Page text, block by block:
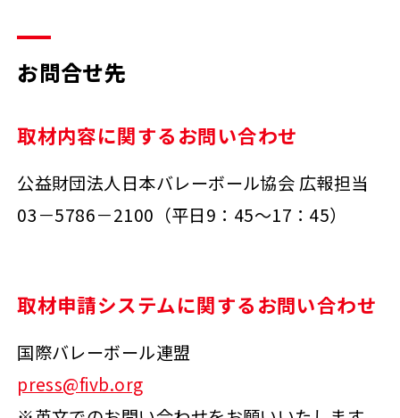
お問合せ先
取材内容に関するお問い合わせ
公益財団法人日本バレーボール協会 広報担当
03－5786－2100（平日9：45～17：45）
取材申請システムに関するお問い合わせ
国際バレーボール連盟
press@fivb.org